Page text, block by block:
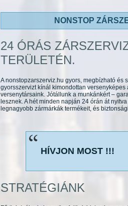
NONSTOP
24 ÓRÁS
TERÜLETÉN.
A nonstopzarszerviz.hu gyors, megbízható és
gyorsszervizt kínál kimondottan
versenytársaink. Jótállunk a munkánkért –
lesznek. A hét minden napján 24 órán át
legnagyobb zármárkák termékeit, és
HÍVJON MOST !!!
STRATÉGIÁNK